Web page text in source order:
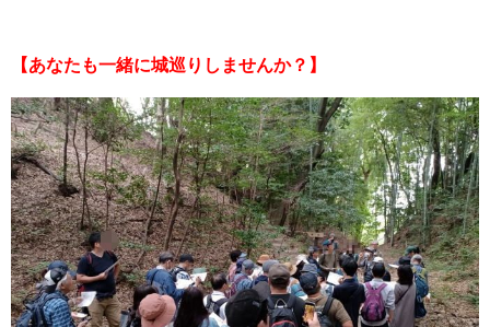
【あなたも一緒に城巡りしませんか？】